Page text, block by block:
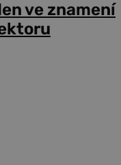
ve znamení